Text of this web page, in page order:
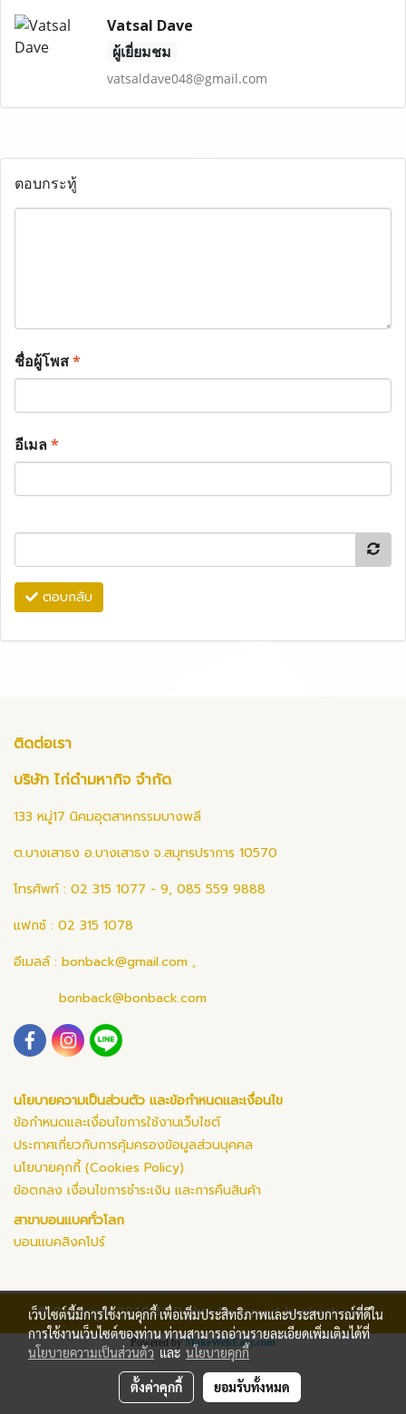
Vatsal Dave
ผู้เยี่ยมชม
vatsaldave048@gmail.com
ตอบกระทู้
ชื่อผู้โพส*
อีเมล*
ตอบกลับ
ติดต่อเรา
บริษัท ไก่ดำมหากิจ จำกัด
133 หมู่17 นิคมอุตสาหกรรมบางพลี
ต.บางเสาธง อ.บางเสาธง จ.สมุทรปราการ 10570
โทรศัพท์ : 02 315 1077 - 9, 085 559 9888
แฟกซ์ : 02 315 1078
อีเมลล์ : bonback@gmail.com ,
bonback@bonback.com
นโยบายความเป็นส่วนตัว และข้อกำหนดและเงื่อนไข
ข้อกำหนดและเงื่อนไขการใช้งานเว็บไซต์
ประกาศเกี่ยวกับการคุ้มครองข้อมูลส่วนบุคคล
นโยบายคุกกี้ (Cookies Policy)
ข้อตกลง เงื่อนไขการชำระเงิน และการคืนสินค้า
สาขาบอนแบคทั่วโลก
บอนแบคสิงคโปร์
© Copyright 2019 All Rights Reserved. bonback.com
Powered byMakeWebEasy.com
เว็บไซต์นี้มีการใช้งานคุกกี้ เพื่อเพิ่มประสิทธิภาพและประสบการณ์ที่ดีใน
การใช้งานเว็บไซต์ของท่าน ท่านสามารถอ่านรายละเอียดเพิ่มเติมได้ที่
นโยบายความเป็นส่วนตัว และ นโยบายคุกกี้
ตั้งค่าคุกกี้ ยอมรับทั้งหมด